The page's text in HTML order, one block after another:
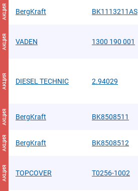
АКЦИЯ BergKraft BK1113211AS
АКЦИЯ VADEN 1300 190 001
АКЦИЯ DIESEL TECHNIC 2.94029
АКЦИЯ BergKraft BK8508511
АКЦИЯ BergKraft BK8508512
АКЦИЯ TOPCOVER T0256-1002